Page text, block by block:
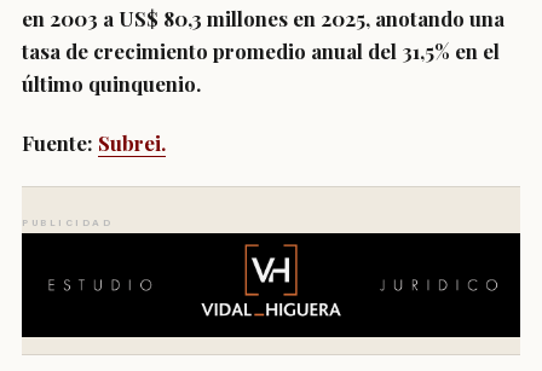
en 2003 a US$ 80,3 millones en 2025, anotando una
tasa de crecimiento promedio anual del 31,5% en el
último quinquenio.
Fuente: Subrei.
PUBLICIDAD